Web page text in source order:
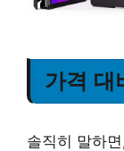
가격 대
솔직히 말하